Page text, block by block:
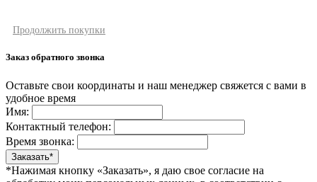
Продолжить покупки
Заказ обратного звонка
Оставьте свои координаты и наш менеджер свяжется с вами в
удобное время
Имя:
Контактный телефон:
Время звонка:
*Нажимая кнопку «Заказать», я даю свое согласие на